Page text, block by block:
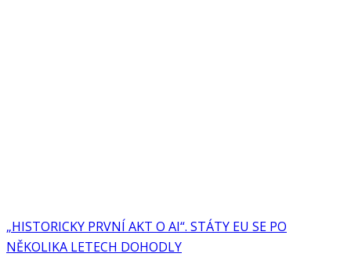
„HISTORICKY PRVNÍ AKT O AI“. STÁTY EU SE PO
NĚKOLIKA LETECH DOHODLY